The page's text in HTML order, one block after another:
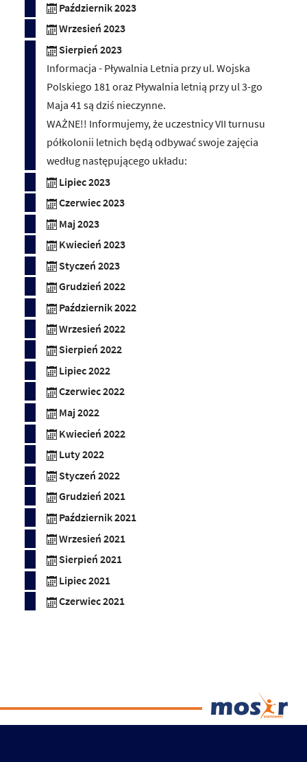
Październik 2023
Wrzesień 2023
Sierpień 2023
Informacja - Pływalnia Letnia przy ul. Wojska
Polskiego 181 oraz Pływalnia letnią przy ul 3-go
Maja 41 są dziś nieczynne.
WAŻNE!! Informujemy, że uczestnicy VII turnusu
półkolonii letnich będą odbywać swoje zajęcia
według następującego układu:
Lipiec 2023
Czerwiec 2023
Maj 2023
Kwiecień 2023
Styczeń 2023
Grudzień 2022
Październik 2022
Wrzesień 2022
Sierpień 2022
Lipiec 2022
Czerwiec 2022
Maj 2022
Kwiecień 2022
Luty 2022
Styczeń 2022
Grudzień 2021
Październik 2021
Wrzesień 2021
Sierpień 2021
Lipiec 2021
Czerwiec 2021